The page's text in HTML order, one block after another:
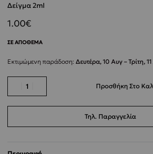
Δείγμα 2ml
1.00€
ΣΕ ΑΠΌΘΕΜΑ
Εκτιμώμενη παράδοση: Δευτέρα, 10 Αυγ – Τρίτη,
Προσθήκη Στο
Τηλ. Παραγγελία